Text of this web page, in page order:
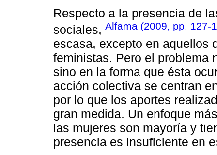
Respecto a la presencia de
sociales, Alfama (2009, pp. 127-
escasa, excepto en aquellos
feministas. Pero el problema
sino en la forma que ésta
acción colectiva se centran
por lo que los aportes
gran medida. Un enfoque
las mujeres son mayoría y
presencia es insuficiente en